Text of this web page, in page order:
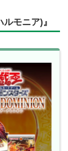
モニア)』